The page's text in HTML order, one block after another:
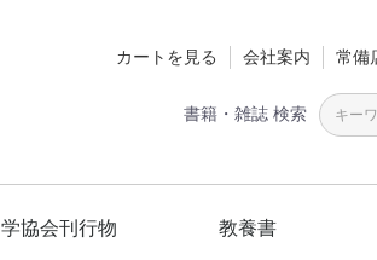
カートを見る 会社案内 常備
書籍・雑誌 検索
学協会刊行物 教養書